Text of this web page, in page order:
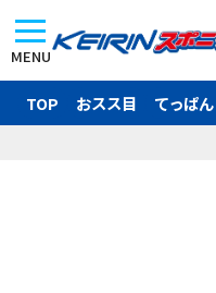
MENU
TOP おスス目 てっぱん